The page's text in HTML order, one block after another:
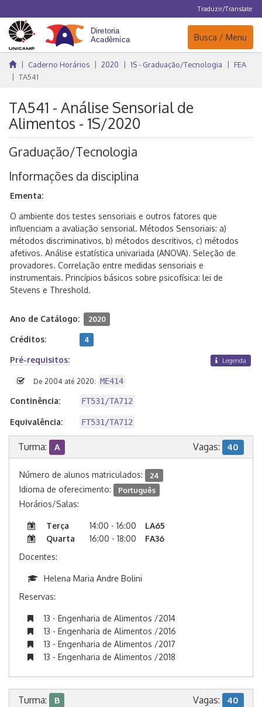
Traduzir/Translate
Navegação
Busca / Menu
Caderno Horários 2020 1S - Graduação/Tecnologia
FEA
TA541
TA541 - Análise Sensorial de
Alimentos - 1S/2020
Graduação/Tecnologia
Informações da disciplina
Ementa:
O ambiente dos testes sensoriais e outros fatores que
influenciam a avaliação sensorial. Métodos Sensoriais: a)
métodos discriminativos, b) métodos descritivos, c) métodos
afetivos. Análise estatística univariada (ANOVA). Seleção de
provadores. Correlação entre medidas sensoriais e
instrumentais. Princípios básicos sobre psicofísica: lei de
Stevens e Threshold.
Ano de Catálogo: 2020
Créditos: 4
Pré-requisitos: Legenda
De 2004 até 2020: ME414
Continência: FT531/TA712
Equivalência: FT531/TA712
Turma: A Vagas: 40
Número de alunos matriculados: 24
Idioma de oferecimento: Português
Horários/Salas:
Terça 14:00 - 16:00
LA65
Quarta
16:00 - 18:00
FA36
Docentes:
Helena Maria Andre Bolini
Reservas:
13 - Engenharia de Alimentos /2014
13 - Engenharia de Alimentos /2016
13 - Engenharia de Alimentos /2017
13 - Engenharia de Alimentos /2018
Turma: B Vagas: 40